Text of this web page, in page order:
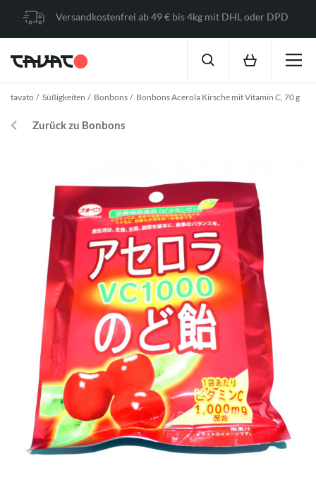
Versandkostenfrei ab 49 € bis 4kg mit DHL oder DPD
tavato Süßigkeiten Bonbons Bonbons Acerola Kirsche mit Vitamin C, 70 g
Zurück zu Bonbons